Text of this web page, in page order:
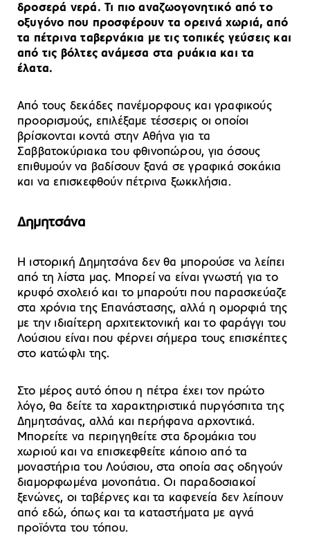
δροσερά νερά. Τι πιο αναζωογονητικό από το
οξυγόνο που προσφέρουν τα ορεινά χωριά, από
τα πέτρινα ταβερνάκια με τις τοπικές γεύσεις και
από τις βόλτες ανάμεσα στα ρυάκια και τα
έλατα.
Από τους δεκάδες πανέμορφους και γραφικούς
προορισμούς, επιλέξαμε τέσσερις οι οποίοι
βρίσκονται κοντά στην Αθήνα για τα
Σαββατοκύριακα του φθινοπώρου, για όσους
επιθυμούν να βαδίσουν ξανά σε γραφικά σοκάκια
και να επισκεφθούν πέτρινα ξωκκλήσια.
Δημητσάνα
Η ιστορική Δημητσάνα δεν θα μπορούσε να λείπει
από τη λίστα μας. Μπορεί να είναι γνωστή για το
κρυφό σχολειό και το μπαρούτι που παρασκεύαζε
στα χρόνια της Επανάστασης, αλλά η ομορφιά της
με την ιδιαίτερη αρχιτεκτονική και το φαράγγι του
Λούσιου είναι που φέρνει σήμερα τους επισκέπτες
στο κατώφλι της.
Στο μέρος αυτό όπου η πέτρα έχει τον πρώτο
λόγο, θα δείτε τα χαρακτηριστικά πυργόσπιτα της
Δημητσάνας, αλλά και περήφανα αρχοντικά.
Μπορείτε να περιηγηθείτε στα δρομάκια του
χωριού και να επισκεφθείτε κάποιο από τα
μοναστήρια του Λούσιου, στα οποία σας οδηγούν
διαμορφωμένα μονοπάτια. Οι παραδοσιακοί
ξενώνες, οι ταβέρνες και τα καφενεία δεν λείπουν
από εδώ, όπως και τα καταστήματα με αγνά
προϊόντα του τόπου.